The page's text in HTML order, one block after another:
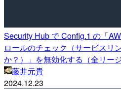
Security Hub で Config.1 の「
ロールのチェック（サービスリ
か？）」を無効化する（全リージ
藤井元貴
2024.12.23